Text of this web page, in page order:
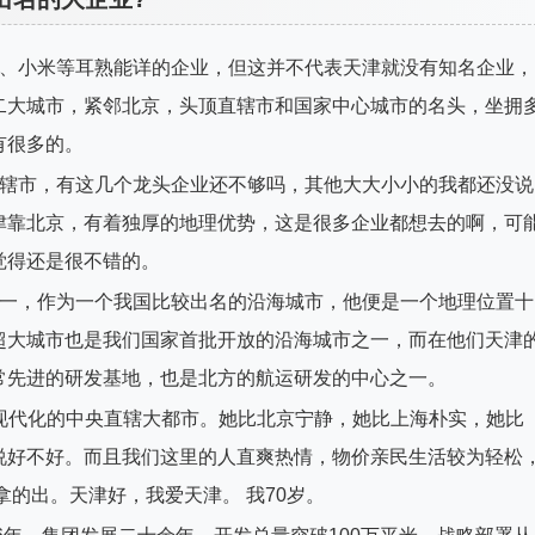
小米等耳熟能详的企业，但这并不代表天津就没有知名企业，
城市，紧邻北京，头顶直辖市和国家中心城市的名头，坐拥
多的。
市，有这几个龙头企业还不够吗，其他大大小小的我都还没说
北京，有着独厚的地理优势，这是很多企业都想去的啊，可
还是很不错的。
，作为一个我国比较出名的沿海城市，他便是一个地理位置十
城市也是我们国家首批开放的沿海城市之一，而在他们天津
进的研发基地，也是北方的航运研发的中心之一。
化的中央直辖大都市。她比北京宁静，她比上海朴实，她比
不好。而且我们这里的人直爽热情，物价亲民生活较为轻松，
出。天津好，我爱天津。 我70岁。